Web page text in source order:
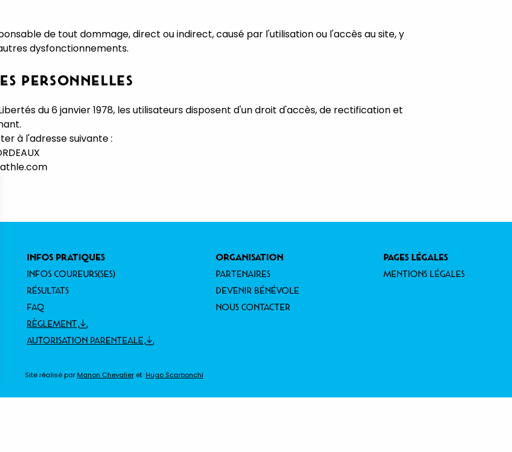
de tout dommage, direct ou indirect, causé par l'utilisation ou l'accès au site, y
dysfonctionnements.
PERSONNELLES
du 6 janvier 1978, les utilisateurs disposent d'un droit d'accès, de rectification et
à l'adresse suivante :
INFOS PRATIQUES
INFOS COUREURS(SES)
RÉSULTATS
FAQ
RÈGLEMENT
AUTORISATION PARENTEALE
ORGANISATION
PARTENAIRES
DEVENIR BÉNÉVOLE
NOUS CONTACTER
PAGES LÉGALES
MENTIONS LÉGALES
Site réalisé parManon Chevalieret Hugo Scarbonchi